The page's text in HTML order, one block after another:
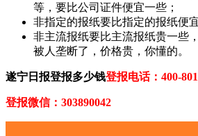
等，要比公司证件便宜一些；
非指定的报纸要比指定的报纸便
非主流报纸要比主流报纸贵一些
被人垄断了，价格贵，你懂的。
遂宁日报登报多少钱登报电话：400-
登报微信：303890042